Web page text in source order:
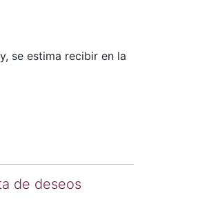
se estima recibir en la
de deseos